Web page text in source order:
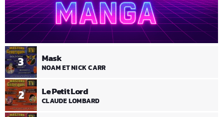
2 Le Petit Lord
CLAUDE LOMBARD
3 Mask
NOAM ET NICK CARR